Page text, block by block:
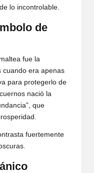
lo incontrolable.
de
fue la
cuando era apenas
para protegerlo de
nació la
que
fuertemente